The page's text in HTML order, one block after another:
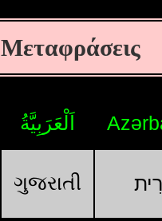
Μεταφράσεις
اَلْعَرَبِيَّةُ
ગુજરાતી